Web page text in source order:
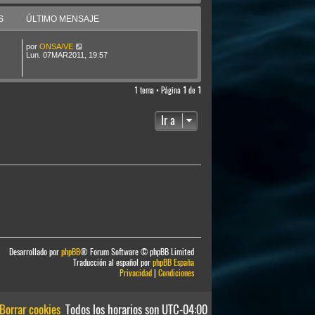
ÚLTIMO MENSAJE
por ONSA/VE
Lun. 07MAR2011, 19:57
1 tema • Página 1 de 1
Ir a
Desarrollado porphpBB® Forum Software © phpBB Limited
Traducción al español porphpBB España
Privacidad| Condiciones
Todos los horarios son UTC-04:00
Borrar cookies